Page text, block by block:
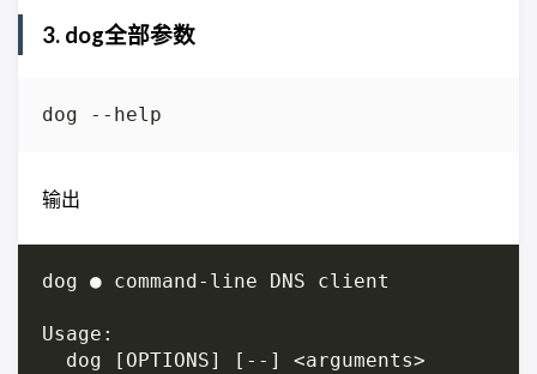
3. dog全部参数
输出
dog ● command-line DNS client
Usage:
  dog [OPTIONS] [--] <arguments>